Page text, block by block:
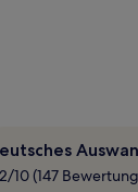
10 (147